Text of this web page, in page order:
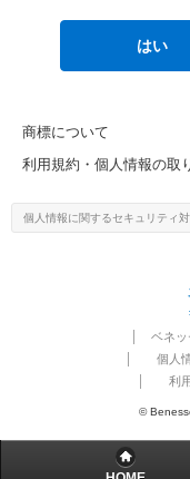
はい
商標について
利用規約・個人情報の取
個人情報に関するセキュリティ対
ベネ
個人
利
©